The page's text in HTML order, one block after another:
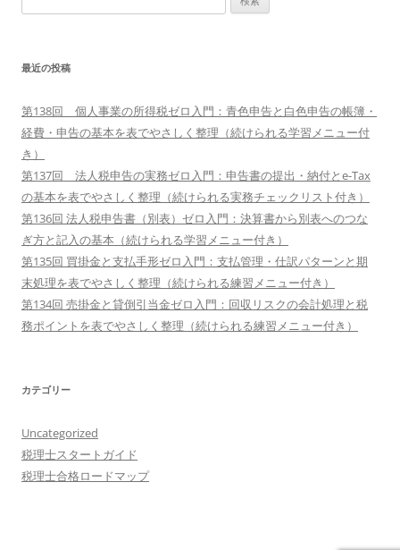
索:
最近の投稿
第138回 個人事業の所得税ゼロ入門：青色申告と白色申告の帳簿・
経費・申告の基本を表でやさしく整理（続けられる学習メニュー付
き）
第137回 法人税申告の実務ゼロ入門：申告書の提出・納付とe-Tax
の基本を表でやさしく整理（続けられる実務チェックリスト付き）
第136回 法人税申告書（別表）ゼロ入門：決算書から別表へのつな
ぎ方と記入の基本（続けられる学習メニュー付き）
第135回 買掛金と支払手形ゼロ入門：支払管理・仕訳パターンと期
末処理を表でやさしく整理（続けられる練習メニュー付き）
第134回 売掛金と貸倒引当金ゼロ入門：回収リスクの会計処理と税
務ポイントを表でやさしく整理（続けられる練習メニュー付き）
カテゴリー
Uncategorized
税理士スタートガイド
税理士合格ロードマップ